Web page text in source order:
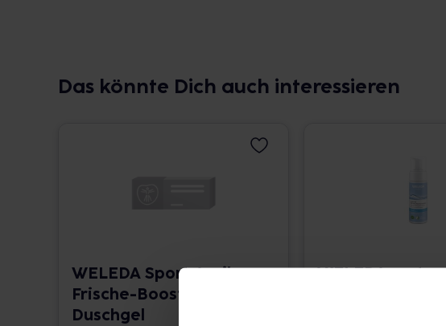
Das könnte Dich auch interessieren
WELEDA Sport Arnika
Frische-Boost
Duschgel
WELEDA zarter